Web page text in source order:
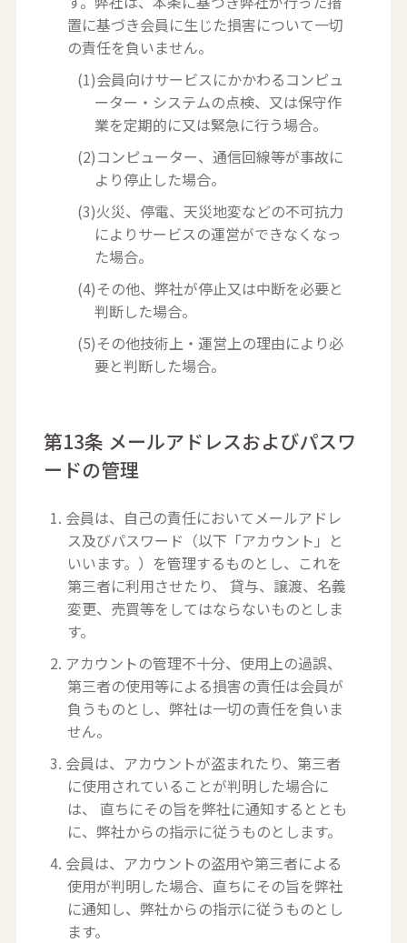
置に基づき会員に生じた損害について一切
の責任を負いません。
(1)会員向けサービスにかかわるコンピュ
ーター・システムの点検、又は保守作
業を定期的に又は緊急に行う場合。
(2)コンピューター、通信回線等が事故に
より停止した場合。
(3)火災、停電、天災地変などの不可抗力
によりサービスの運営ができなくなっ
た場合。
(4)その他、弊社が停止又は中断を必要と
判断した場合。
(5)その他技術上・運営上の理由により必
要と判断した場合。
第13条 メールアドレスおよびパスワ
ードの管理
1. 会員は、自己の責任においてメールアドレ
ス及びパスワード（以下「アカウント」と
いいます。）を管理するものとし、これを
第三者に利用させたり、 貸与、譲渡、名義
変更、売買等をしてはならないものとしま
す。
2. アカウントの管理不十分、使用上の過誤、
第三者の使用等による損害の責任は会員が
負うものとし、弊社は一切の責任を負いま
せん。
3. 会員は、アカウントが盗まれたり、第三者
に使用されていることが判明した場合に
は、 直ちにその旨を弊社に通知するととも
に、弊社からの指示に従うものとします。
4. 会員は、アカウントの盗用や第三者による
使用が判明した場合、直ちにその旨を弊社
に通知し、弊社からの指示に従うものとし
ます。